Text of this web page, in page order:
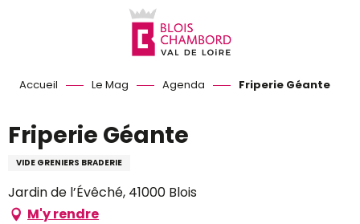
Accueil Le Mag Agenda Friperie Géante
Friperie Géante
VIDE GRENIERS BRADERIE
Jardin de l’Évêché, 41000 Blois
M'y rendre